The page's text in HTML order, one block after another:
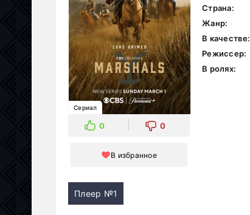
Сериал
0 0
В избранное
Страна:
Жанр:
В качестве:
Режиссер:
В ролях:
Плеер №1